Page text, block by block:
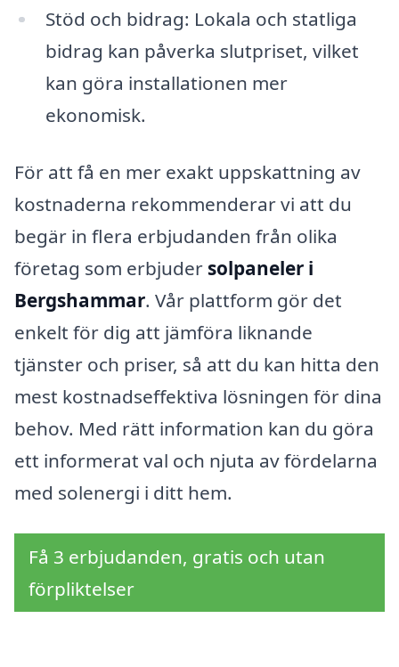
Stöd och bidrag: Lokala och statliga
bidrag kan påverka slutpriset, vilket
kan göra installationen mer
ekonomisk.
För att få en mer exakt uppskattning av
kostnaderna rekommenderar vi att du
begär in flera erbjudanden från olika
företag som erbjuder solpaneler i
Bergshammar. Vår plattform gör det
enkelt för dig att jämföra liknande
tjänster och priser, så att du kan hitta den
mest kostnadseffektiva lösningen för dina
behov. Med rätt information kan du göra
ett informerat val och njuta av fördelarna
med solenergi i ditt hem.
Få 3 erbjudanden, gratis och utan
förpliktelser